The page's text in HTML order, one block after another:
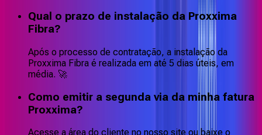
Qual o prazo de instalação da Proxxima
Fibra?
Após o processo de contratação, a instalação da
Proxxima Fibra é realizada em até 5 dias úteis, em
média. 🚀
Como emitir a segunda via da minha fatura
Proxxima?
Acesse a área do cliente no nosso site ou baixe o